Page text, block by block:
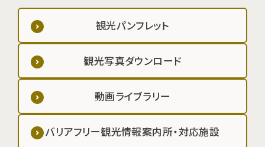
観光パンフレット
観光写真ダウンロード
動画ライブラリー
バリアフリー観光情報案内所・対応施設